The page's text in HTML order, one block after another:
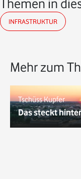
Themen in
INFRASTRUKTUR
Mehr zum
Tschüss Kupfer
Das steckt